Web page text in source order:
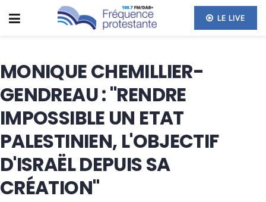
LE LIVE
MONIQUE CHEMILLIER-
GENDREAU : "RENDRE
IMPOSSIBLE UN ETAT
PALESTINIEN, L'OBJECTIF
D'ISRAËL DEPUIS SA
CRÉATION"